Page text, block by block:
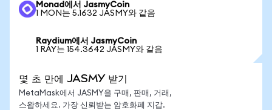
Monad에서 JasmyCoin
1 MON는 5.1632 JASMY와 같음
Raydium에서 JasmyCoin
1 RAY는 154.3642 JASMY와 같음
몇 초 만에 JASMY 받기
MetaMask에서 JASMY을 구매, 판매, 거래,
스왑하세요. 가장 신뢰받는 암호화폐 지갑.